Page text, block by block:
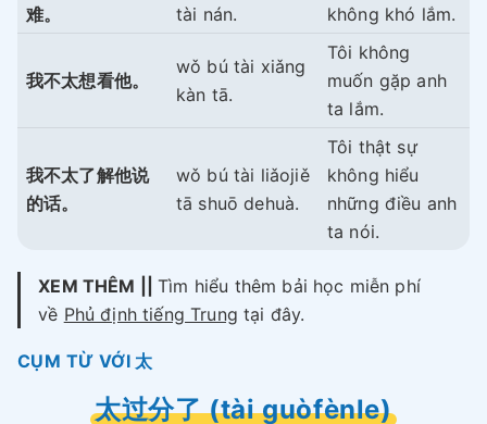
难。 tài nán. không khó lắm.
我不太想看他。
wǒ bú tài xiǎng
kàn tā.
Tôi không
muốn gặp anh
ta lắm.
我不太了解他说
的话。
wǒ bú tài liǎojiě
tā shuō dehuà.
Tôi thật sự
không hiểu
những điều anh
ta nói.
XEM THÊM ||Tìm hiểu thêm bải học miễn phí
về Phủ định tiếng Trung tại đây.
CỤM TỪ VỚI 太
太过分了 (tài guòfènle)